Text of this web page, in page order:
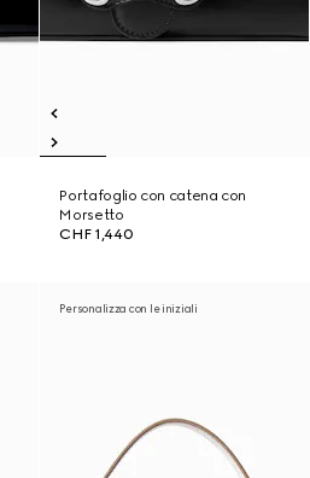
Portafoglio con catena con
Morsetto
CHF 1,440
Personalizza con le iniziali